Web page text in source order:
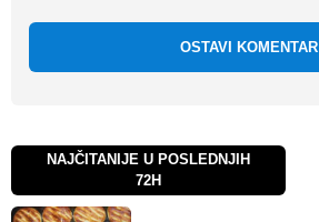
OSTAVI KOMENTAR
NAJČITANIJE U POSLEDNJIH
72H